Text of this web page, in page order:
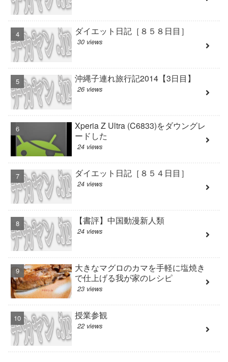
ダイエット日記［８５８日目］
30 views
沖縄子連れ旅行記2014【3日目】
26 views
Xperia Z Ultra (C6833)をダウングレ
ードした
24 views
ダイエット日記［８５４日目］
24 views
【書評】中国動漫新人類
24 views
大きなマグロのカマを手軽に塩焼き
で仕上げる我が家のレシピ
23 views
授業参観
22 views